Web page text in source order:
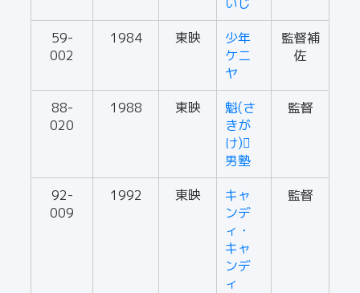
59-
002
1984 東映
少年
ケニ
ヤ
監督補
佐
88-
020
1988 東映
魁(さ
きが
け)
男塾
監督
92-
009
1992 東映
キャ
ンデ
ィ・
キャ
ンデ
ィ
監督